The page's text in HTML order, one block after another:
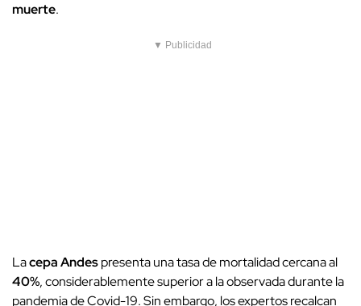
muerte.
▼ Publicidad
Lacepa Andespresenta una tasa de mortalidad cercana al
40%, considerablemente superior a la observada durante la
pandemia de Covid-19. Sin embargo, los expertos recalcan